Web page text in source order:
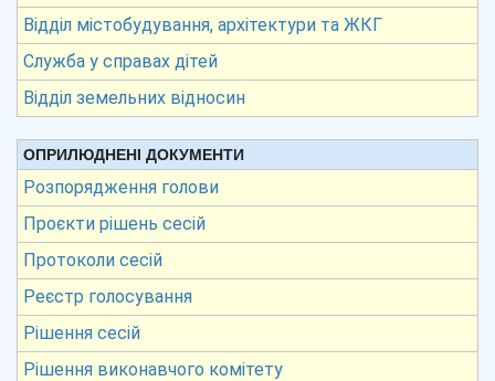
Відділ містобудування, архітектури та ЖКГ
Служба у справах дітей
Відділ земельних відносин
ОПРИЛЮДНЕНІ ДОКУМЕНТИ
Розпорядження голови
Проєкти рішень сесій
Протоколи сесій
Реєстр голосування
Рішення сесій
Рішення виконавчого комітету